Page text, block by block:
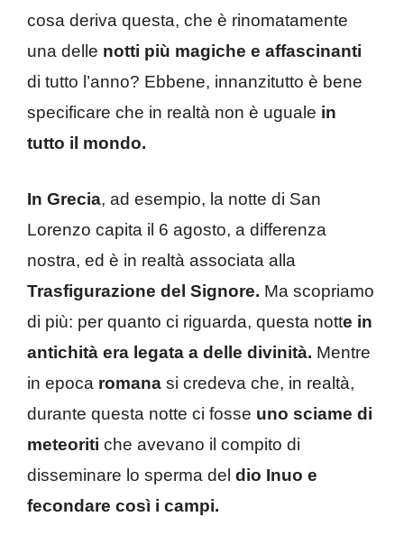
cosa deriva questa, che è rinomatamente
una delle notti più magiche e affascinanti
di tutto l’anno? Ebbene, innanzitutto è bene
specificare che in realtà non è uguale in
tutto il mondo.
In Grecia, ad esempio, la notte di San
Lorenzo capita il 6 agosto, a differenza
nostra, ed è in realtà associata alla
Trasfigurazione del Signore. Ma scopriamo
di più: per quanto ci riguarda, questa notte in
antichità era legata a delle divinità. Mentre
in epoca romana si credeva che, in realtà,
durante questa notte ci fosse uno sciame di
meteoriti che avevano il compito di
disseminare lo sperma del dio Inuo e
fecondare così i campi.